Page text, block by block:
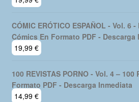
CÓMIC ERÓTICO ESPAÑOL - Vol. 6
Cómics En Formato PDF - Descarga
19,99 €
100 REVISTAS PORNO - Vol. 4 – 100
Formato PDF - Descarga Inmediata
14,99 €